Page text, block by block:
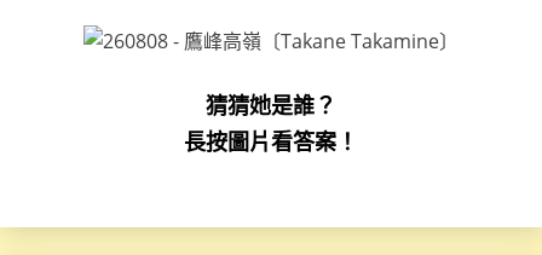
猜猜她是誰？
長按圖片看答案！